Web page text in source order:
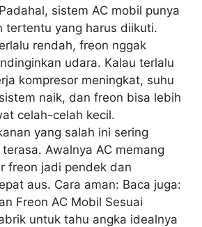
sistem AC mobil punya
tertentu yang harus diikuti.
rendah, freon nggak
udara. Kalau terlalu
kompresor meningkat, suhu
naik, dan freon bisa lebih
celah-celah kecil.
yang salah ini sering
Awalnya AC memang
freon jadi pendek dan
aus. Cara aman: Baca juga:
Freon AC Mobil Sesuai
untuk tahu angka idealnya